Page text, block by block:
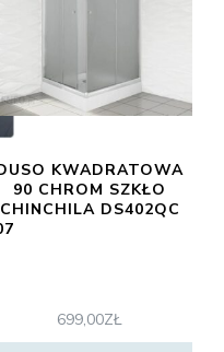
KWADRATOWA
90 CHROM SZKŁO
CHINCHILA DS402QC
699,00ZŁ